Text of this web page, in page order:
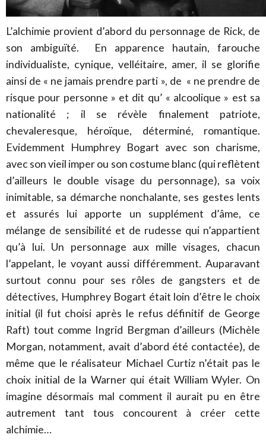
L’alchimie provient d’abord du personnage de Rick, de
son ambiguïté. En apparence hautain, farouche
individualiste, cynique, velléitaire, amer, il se glorifie
ainsi de « ne jamais prendre parti », de « ne prendre de
risque pour personne » et dit qu’ « alcoolique » est sa
nationalité ; il se révèle finalement patriote,
chevaleresque, héroïque, déterminé, romantique.
Evidemment Humphrey Bogart avec son charisme,
avec son vieil imper ou son costume blanc (qui reflètent
d’ailleurs le double visage du personnage), sa voix
inimitable, sa démarche nonchalante, ses gestes lents
et assurés lui apporte un supplément d’âme, ce
mélange de sensibilité et de rudesse qui n’appartient
qu’à lui. Un personnage aux mille visages, chacun
l’appelant, le voyant aussi différemment. Auparavant
surtout connu pour ses rôles de gangsters et de
détectives, Humphrey Bogart était loin d’être le choix
initial (il fut choisi après le refus définitif de George
Raft) tout comme Ingrid Bergman d’ailleurs (Michèle
Morgan, notamment, avait d’abord été contactée), de
même que le réalisateur Michael Curtiz n’était pas le
choix initial de la Warner qui était William Wyler. On
imagine désormais mal comment il aurait pu en être
autrement tant tous concourent à créer cette
alchimie…